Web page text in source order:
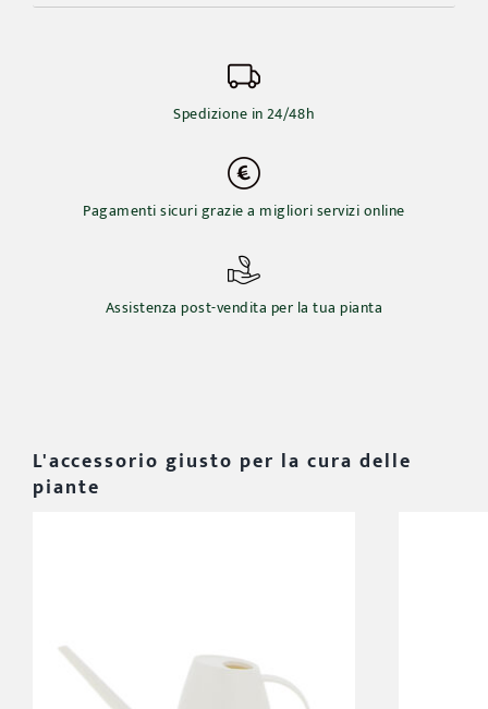
Spedizione in 24/48h
Pagamenti sicuri grazie a migliori servizi online
Assistenza post-vendita per la tua pianta
L'accessorio giusto per la cura delle
piante